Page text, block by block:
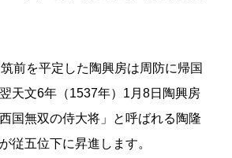
前を平定した陶興房は周防に帰国
天文6年（1537年）1月8日陶興房
国無双の侍大将」と呼ばれる陶隆
従五位下に昇進します。